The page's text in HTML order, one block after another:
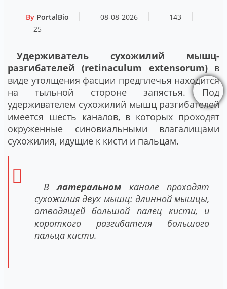
By PortalBio 08-08-2026
143
25
Удерживатель сухожилий мышц-
разгибателей (retinaculum extensorum)в
виде утолщения фасции предплечья находится
на тыльной стороне запястья. Под
удерживателем сухожилий мышц разгибателей
имеется шесть каналов, в которых проходят
окруженные синовиальными влагалищами
сухожилия, идущие к кисти и пальцам.
Влатеральном канале проходят
сухожилия двух мышц: длинной мышцы,
отводящей большой палец кисти, и
короткого разгибателя большого
пальца кисти.